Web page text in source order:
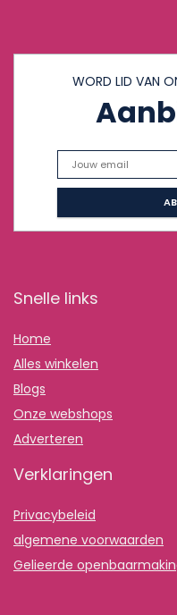
WORD LID VAN
Snelle links
Home
Alles winkelen
Blogs
Onze webshops
Adverteren
Verklaringen
Privacybeleid
algemene voorwaarden
Gelieerde